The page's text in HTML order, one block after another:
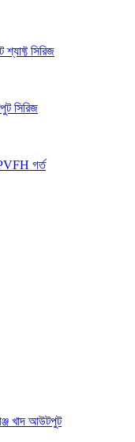
সিরিজ
সিরিজ
গর্ত
খাদ আউটপুট